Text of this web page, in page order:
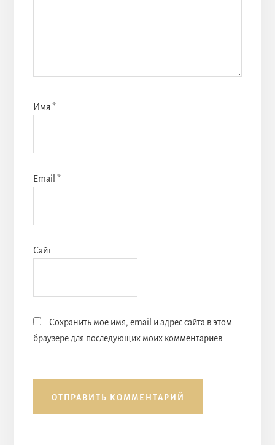
Имя *
Email *
Сайт
Сохранить моё имя, email и адрес сайта в этом
браузере для последующих моих комментариев.